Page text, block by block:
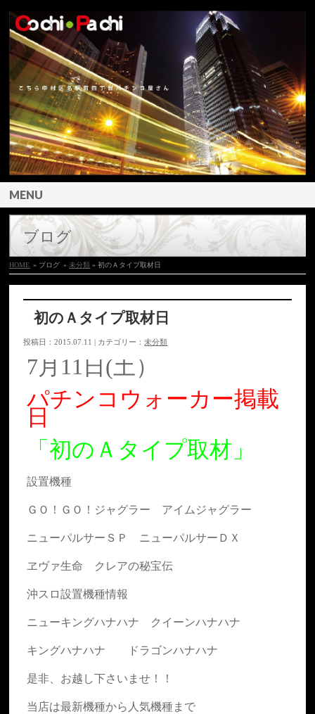
MENU
ブログ
HOME » ブログ »未分類 » 初のＡタイプ取材日
初のＡタイプ取材日
投稿日：2015.07.11 | カテゴリー：未分類
7月11日(土）
パチンコウォーカー掲載
日
「初のＡタイプ取材」
設置機種
ＧＯ！ＧＯ！ジャグラー アイムジャグラー
ニューパルサーＳＰ ニューパルサーＤＸ
ヱヴァ生命 クレアの秘宝伝
沖スロ設置機種情報
ニューキングハナハナ クイーンハナハナ
キングハナハナ ドラゴンハナハナ
是非、お越し下さいませ！！
当店は最新機種から人気機種まで